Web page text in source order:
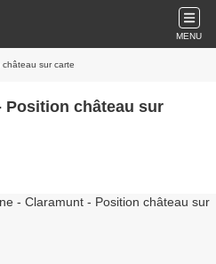
MENU
sur carte
Position château sur